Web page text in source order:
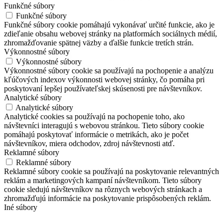
Funkčné súbory
Funkčné súbory
Funkčné súbory cookie pomáhajú vykonávať určité funkcie, ako je
zdieľanie obsahu webovej stránky na platformách sociálnych médií,
zhromažďovanie spätnej väzby a ďalšie funkcie tretích strán.
Výkonnostné súbory
Výkonnostné súbory
Výkonnostné súbory cookie sa používajú na pochopenie a analýzu
kľúčových indexov výkonnosti webovej stránky, čo pomáha pri
poskytovaní lepšej používateľskej skúsenosti pre návštevníkov.
Analytické súbory
Analytické súbory
Analytické cookies sa používajú na pochopenie toho, ako
návštevníci interagujú s webovou stránkou. Tieto súbory cookie
pomáhajú poskytovať informácie o metrikách, ako je počet
návštevníkov, miera odchodov, zdroj návštevnosti atď.
Reklamné súbory
Reklamné súbory
Reklamné súbory cookie sa používajú na poskytovanie relevantných
reklám a marketingových kampaní návštevníkom. Tieto súbory
cookie sledujú návštevníkov na rôznych webových stránkach a
zhromažďujú informácie na poskytovanie prispôsobených reklám.
Iné súbory